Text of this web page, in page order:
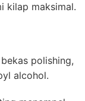
kilap maksimal.
polishing,
alcohol.